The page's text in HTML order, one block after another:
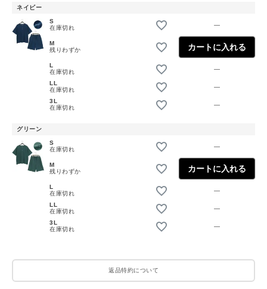
ネイビー
S
在庫切れ
—
M
残りわずか
カートに入れる
L
在庫切れ
—
LL
在庫切れ
—
3L
在庫切れ
—
グリーン
S
在庫切れ
—
M
残りわずか
カートに入れる
L
在庫切れ
—
LL
在庫切れ
—
3L
在庫切れ
—
返品特約について